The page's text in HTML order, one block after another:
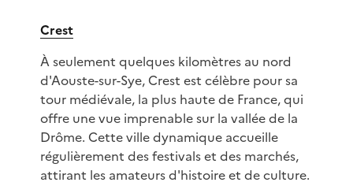
Crest
À seulement quelques kilomètres au nord
d'Aouste-sur-Sye, Crest est célèbre pour sa
tour médiévale, la plus haute de France, qui
offre une vue imprenable sur la vallée de la
Drôme. Cette ville dynamique accueille
régulièrement des festivals et des marchés,
attirant les amateurs d'histoire et de culture.